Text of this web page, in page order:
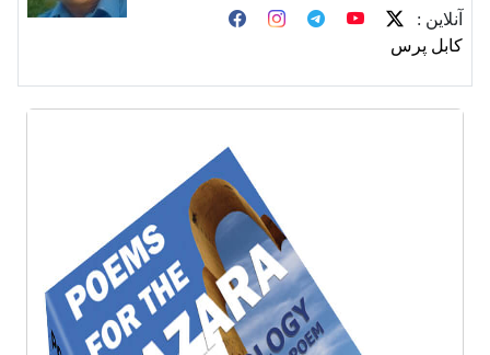
آنلاین :
کابل پرس